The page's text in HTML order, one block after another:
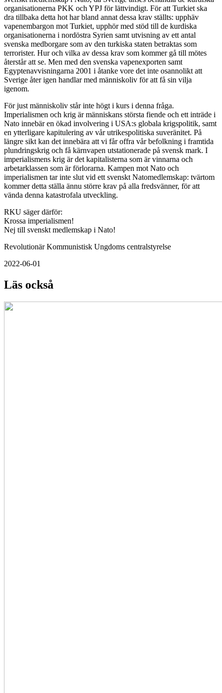
organisationerna PKK och YPJ för lättvindigt. För att Turkiet ska
dra tillbaka detta hot har bland annat dessa krav ställts: upphäv
vapenembargon mot Turkiet, upphör med stöd till de kurdiska
organisationerna i nordöstra Syrien samt utvisning av ett antal
svenska medborgare som av den turkiska staten betraktas som
terrorister. Hur och vilka av dessa krav som kommer gå till mötes
återstår att se. Men med den svenska vapenexporten samt
Egyptenavvisningarna 2001 i åtanke vore det inte osannolikt att
Sverige åter igen handlar med människoliv för att få sin vilja
igenom.
För just människoliv står inte högt i kurs i denna fråga.
Imperialismen och krig är människans största fiende och ett inträde i
Nato innebär en ökad involvering i USA:s globala krigspolitik, samt
en ytterligare kapitulering av vår utrikespolitiska suveränitet. På
längre sikt kan det innebära att vi får offra vår befolkning i framtida
plundringskrig och få kärnvapen utstationerade på svensk mark. I
imperialismens krig är det kapitalisterna som är vinnarna och
arbetarklassen som är förlorarna. Kampen mot Nato och
imperialismen tar inte slut vid ett svenskt Natomedlemskap: tvärtom
kommer detta ställa ännu större krav på alla fredsvänner, för att
vända denna katastrofala utveckling.
RKU säger därför:
Krossa imperialismen!
Nej till svenskt medlemskap i Nato!
Revolutionär Kommunistisk Ungdoms centralstyrelse
2022-06-01
Läs också